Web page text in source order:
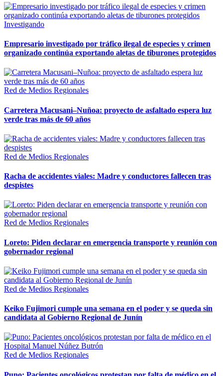
Investigando
Empresario investigado por tráfico ilegal de especies y crimen
organizado continúa exportando aletas de tiburones protegidos
Red de Medios Regionales
Carretera Macusani–Nuñoa: proyecto de asfaltado espera luz
verde tras más de 60 años
Red de Medios Regionales
Racha de accidentes viales: Madre y conductores fallecen tras
despistes
Red de Medios Regionales
Loreto: Piden declarar en emergencia transporte y reunión con
gobernador regional
Red de Medios Regionales
Keiko Fujimori cumple una semana en el poder y se queda sin
candidata al Gobierno Regional de Junín
Red de Medios Regionales